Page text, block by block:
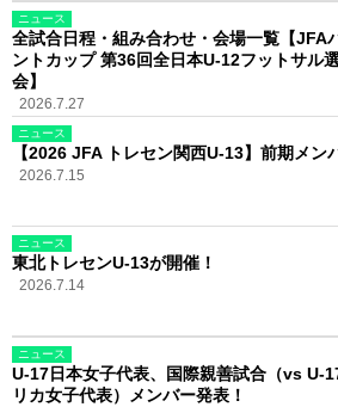
ニュース
全試合日程・組み合わせ・会場一覧【JFA
ントカップ 第36回全日本U-12フットサル
会】
2026.7.27
ニュース
【2026 JFA トレセン関西U-13】前期メン
2026.7.15
ニュース
東北トレセンU-13が開催！
2026.7.14
ニュース
U-17日本女子代表、国際親善試合（vs U-
リカ女子代表）メンバー発表！